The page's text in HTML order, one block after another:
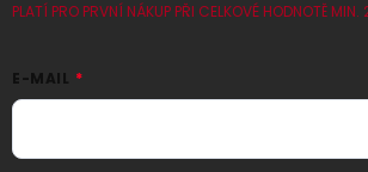
PLATÍ PRO PRVNÍ NÁKUP PŘI CELKOVÉ HODNOTĚ
E-MAIL